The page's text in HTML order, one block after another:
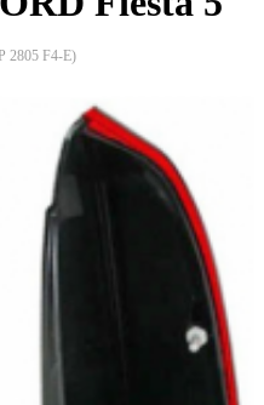
2805 F4-E)